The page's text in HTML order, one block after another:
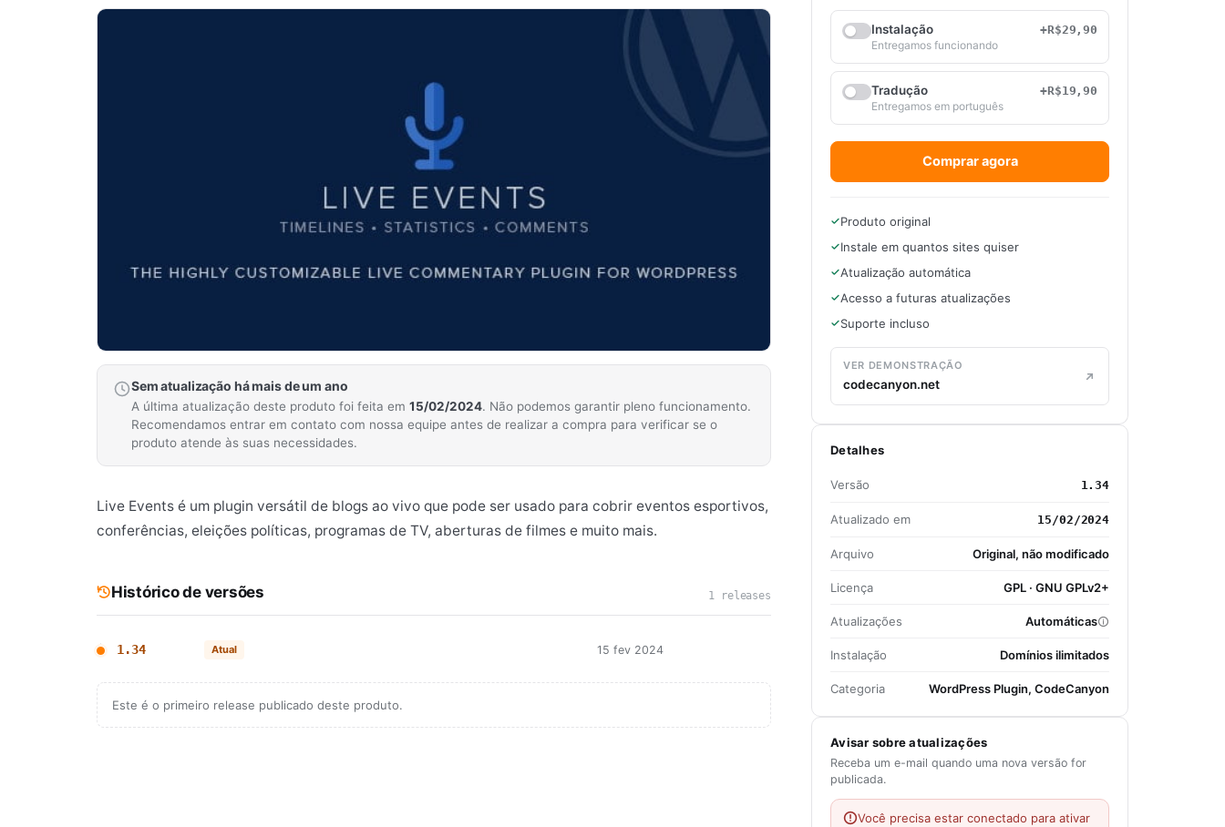
Sem atualização há mais de um ano
A última atualização deste produto foi feita em 15/02/2024. Não podemos garantir pleno funcionamento.
Recomendamos entrar em contato com nossa equipe antes de realizar a compra para verificar se o
produto atende às suas necessidades.
Live Events é um plugin versátil de blogs ao vivo que pode ser usado para cobrir eventos esportivos,
conferências, eleições políticas, programas de TV, aberturas de filmes e muito mais.
Histórico de versões 1 releases
1.34 Atual 15 fev 2024
Este é o primeiro release publicado deste produto.
Instalação
+R$29,90
Entregamos funcionando
Tradução
+R$19,90
Entregamos em português
Comprar agora
Produto original
Instale em quantos sites quiser
Atualização automática
Acesso a futuras atualizações
Suporte incluso
VER DEMONSTRAÇÃO
codecanyon.net
Detalhes
Versão 1.34
Atualizado em 15/02/2024
Arquivo Original, não modificado
Licença GPL · GNU GPLv2+
Atualizações Automáticas
Instalação Domínios ilimitados
Categoria WordPress Plugin, CodeCanyon
Avisar sobre atualizações
Receba um e-mail quando uma nova versão for
publicada.
Você precisa estar conectado para ativar